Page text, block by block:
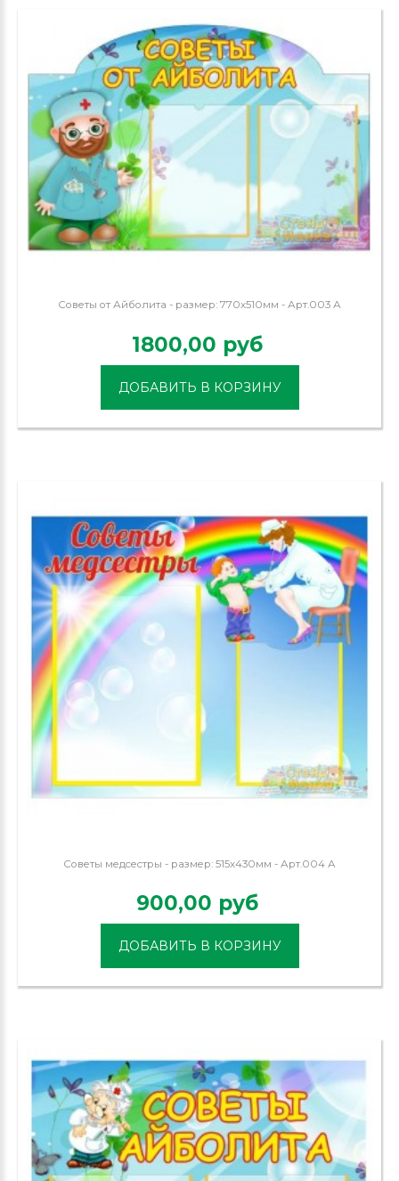
Советы от Айболита - размер: 770х510мм - Арт.003 А
1800,00 руб
ДОБАВИТЬ В КОРЗИНУ
Советы медсестры - размер: 515х430мм - Арт.004 А
900,00 руб
ДОБАВИТЬ В КОРЗИНУ